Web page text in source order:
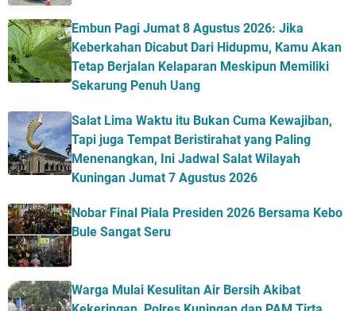
Embun Pagi Jumat 8 Agustus 2026: Jika
Keberkahan Dicabut Dari Hidupmu, Kamu Akan
Tetap Berjalan Kelaparan Meskipun Memiliki
Sekarung Penuh Uang
Salat Lima Waktu itu Bukan Cuma Kewajiban,
Tapi juga Tempat Beristirahat yang Paling
Menenangkan, Ini Jadwal Salat Wilayah
Kuningan Jumat 7 Agustus 2026
Nobar Final Piala Presiden 2026 Bersama Kebo
Bule Sangat Seru
Warga Mulai Kesulitan Air Bersih Akibat